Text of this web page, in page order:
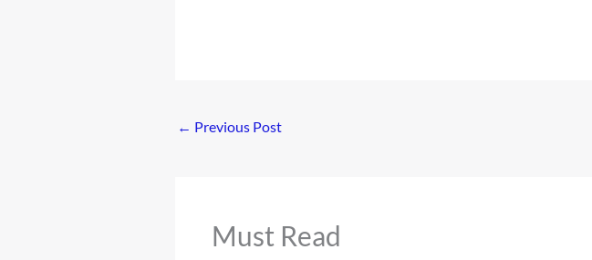
← Previous Post
Must Read